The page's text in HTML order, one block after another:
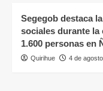
Segegob destaca
sociales durante la
1.600 personas en
Quirihue 4 de